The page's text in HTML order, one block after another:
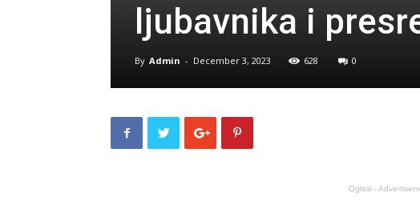
ljubavnika i
By Admin - December 3, 2023 628 0
Oglasi -